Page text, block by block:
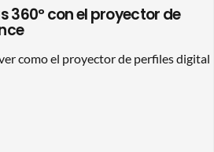
360º con el proyector de
como el proyector de perfiles digital